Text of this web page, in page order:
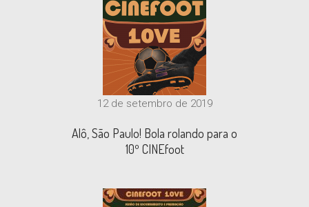
12 de setembro de 2019
Alô, São Paulo! Bola rolando para o
10º CINEfoot